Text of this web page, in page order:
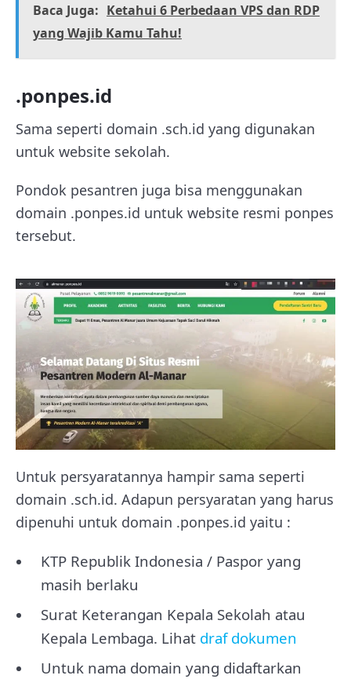
Baca Juga: Ketahui 6 Perbedaan VPS dan RDP
yang Wajib Kamu Tahu!
.ponpes.id
Sama seperti domain .sch.id yang digunakan
untuk website sekolah.
Pondok pesantren juga bisa menggunakan
domain .ponpes.id untuk website resmi ponpes
tersebut.
Untuk persyaratannya hampir sama seperti
domain .sch.id. Adapun persyaratan yang harus
dipenuhi untuk domain .ponpes.id yaitu :
KTP Republik Indonesia / Paspor yang
masih berlaku
Surat Keterangan Kepala Sekolah atau
Kepala Lembaga. Lihat draf dokumen
Untuk nama domain yang didaftarkan